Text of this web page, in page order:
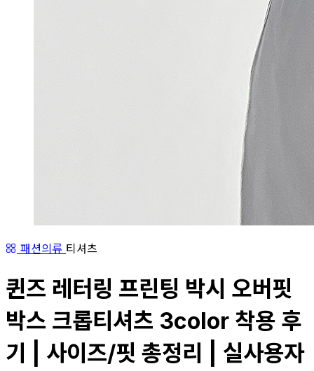
패션의류 티셔츠
퀸즈 레터링 프린팅 박시 오버핏
박스 크롭티셔츠 3color 착용 후
기 | 사이즈/핏 총정리 | 실사용자